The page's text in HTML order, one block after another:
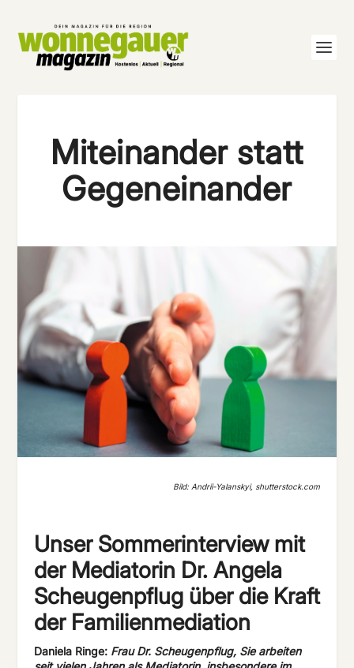
Miteinander statt
Gegeneinander
Bild: Andrii-Yalanskyi, shutterstock.com
Unser Sommerinterview mit
der Mediatorin Dr. Angela
Scheugenpflug über die Kraft
der Familienmediation
Daniela Ringe: Frau Dr. Scheugenpflug, Sie arbeiten